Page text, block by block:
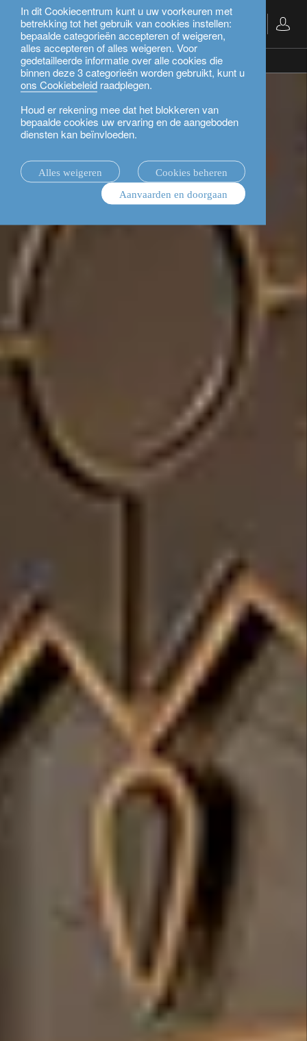
In dit Cookiecentrum kunt u uw voorkeuren met
betrekking tot het gebruik van cookies instellen:
bepaalde categorieën accepteren of weigeren,
alles accepteren of alles weigeren. Voor
gedetailleerde informatie over alle cookies die
binnen deze 3 categorieën worden gebruikt, kunt u
ons Cookiebeleid raadplegen.
Houd er rekening mee dat het blokkeren van
bepaalde cookies uw ervaring en de aangeboden
diensten kan beïnvloeden.
Alles weigeren
Cookies beheren
Aanvaarden en doorgaan
Nederlands
private banking.